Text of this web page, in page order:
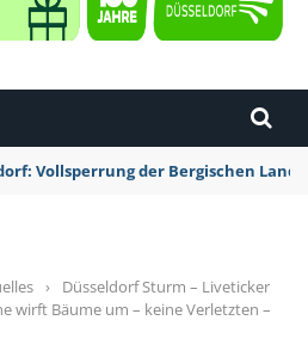
Vollsperrung der Bergischen
›
Düsseldorf Sturm – Liveticker
wirft Bäume um – keine Verletzten –